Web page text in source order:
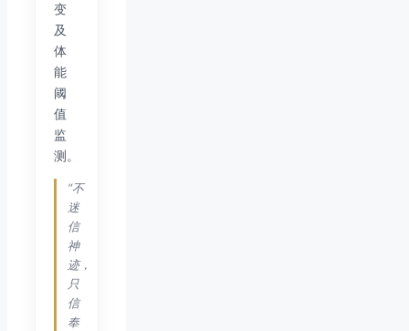
变
及
体
能
阈
值
监
测。
“不
迷
信
神
迹，
只
信
奉